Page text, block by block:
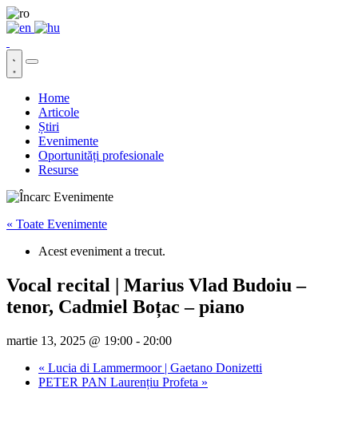
Home
Articole
Știri
Evenimente
Oportunități profesionale
Resurse
« Toate Evenimente
Acest eveniment a trecut.
Vocal recital | Marius Vlad Budoiu –
tenor, Cadmiel Boțac – piano
martie 13, 2025 @ 19:00 - 20:00
« Lucia di Lammermoor | Gaetano Donizetti
PETER PAN Laurențiu Profeta »